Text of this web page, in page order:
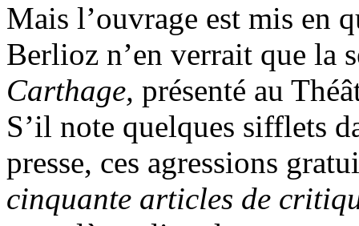
Mais l’ouvrage est mis en
Berlioz n’en verrait que la
Carthage, présenté au
S’il note quelques sifflets
presse, ces agressions
cinquante articles de